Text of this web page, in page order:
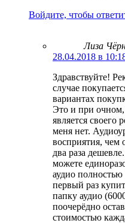
Войдите, чтобы
Лиза
28.04.2018 в
Здравствуйте!
случае
вариантах
Это и при
является своего
меня нет.
восприятия, чем
два раза
можете
аудио
первый раз
папку аудио
поочерёдно
стоимостью